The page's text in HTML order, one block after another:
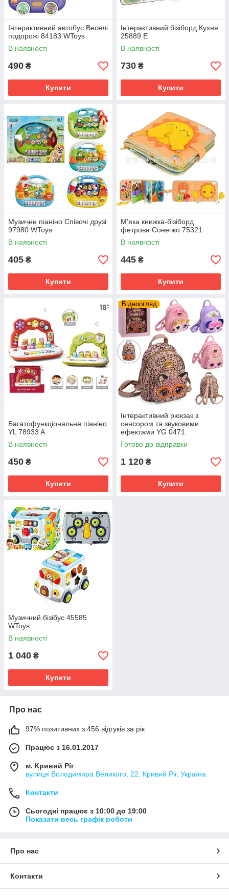
Інтерактивний автобус Веселі
подорожі 84183 WToys
В наявності
490 ₴
Купити
Інтерактивний бізіборд Кухня
25889 E
В наявності
730 ₴
Купити
Музичне піаніно Співочі друзі
97980 WToys
В наявності
405 ₴
Купити
М'яка книжка-бізіборд
фетрова Сонечко 75321
В наявності
445 ₴
Купити
Багатофункціональне піаніно
YL 78933 A
В наявності
450 ₴
Купити
Відеоогляд
Інтерактивний рюкзак з
сенсором та звуковими
ефектами YG 0471
Готово до відправки
1 120 ₴
Купити
Музичний бізібус 45585
WToys
В наявності
1 040 ₴
Купити
Про нас
97% позитивних з 456 відгуків за рік
Працює з 16.01.2017
м. Кривий Ріг
вулиця Володимира Великого, 22, Кривий Ріг, Україна
Контакти
Сьогодні працює з 10:00 до 19:00
Показати весь графік роботи
Про нас
Контакти